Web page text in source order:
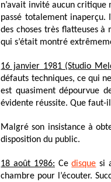
n’avait invité aucun
passé totalement inaperçu.
des choses très flatteuses
qui s’était montré
16 janvier 1981 (Studio
défauts techniques, ce qui
est quasiment dépourvue
évidente réussite. Que faut-
Malgré son insistance à
disposition du public.
18 août 1986: Cedisque si
chambre pour l’écouter.